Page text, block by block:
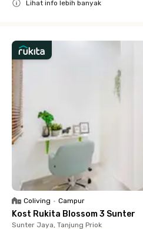
Lihat info lebih banyak
Coliving • Campur
Kost Rukita Blossom 3 Sunter
Sunter Jaya, Tanjung Priok